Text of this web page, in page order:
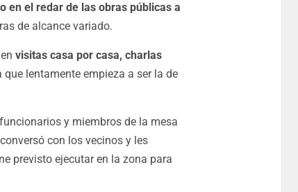
en el redar de las obras públicas a
de alcance variado.
visitas casa por casa, charlas
lentamente empieza a ser la de
y miembros de la mesa
con los vecinos y les
previsto ejecutar en la zona para